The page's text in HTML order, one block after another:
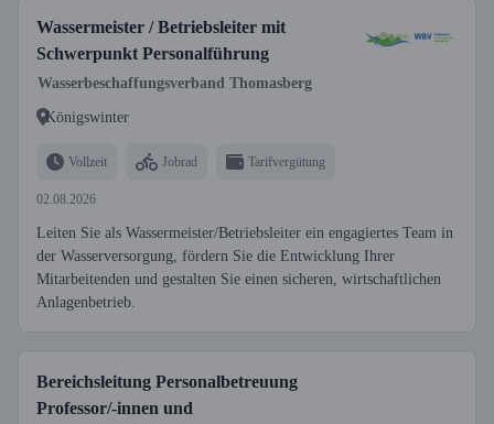
Wassermeister / Betriebsleiter mit
Schwerpunkt Personalführung
Wasserbeschaffungsverband Thomasberg
Königswinter
Vollzeit Jobrad Tarifvergütung
02.08.2026
Leiten Sie als Wassermeister/Betriebsleiter ein engagiertes Team in
der Wasserversorgung, fördern Sie die Entwicklung Ihrer
Mitarbeitenden und gestalten Sie einen sicheren, wirtschaftlichen
Anlagenbetrieb.
Bereichsleitung Personalbetreuung
Professor/-innen und